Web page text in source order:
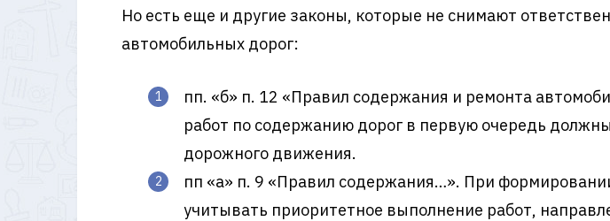
Но есть еще и другие законы, которые не снимают
автомобильных дорог:
пп. «б» п. 12 «Правил содержания и ремонта
работ по содержанию дорог в первую очередь
дорожного движения.
пп «а» п. 9 «Правил содержания…». При
учитывать приоритетное выполнение работ,